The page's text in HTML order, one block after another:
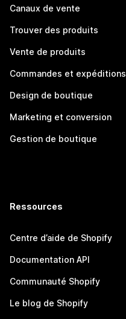
Canaux de vente
Trouver des produits
Vente de produits
Commandes et expéditions
Design de boutique
Marketing et conversion
Gestion de boutique
Ressources
Centre d’aide de Shopify
Documentation API
Communauté Shopify
Le blog de Shopify